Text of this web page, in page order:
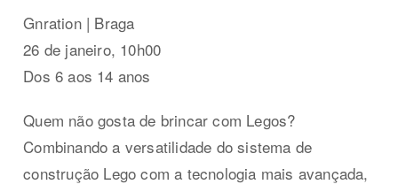
Gnration | Braga
26 de janeiro, 10h00
Dos 6 aos 14 anos
Quem não gosta de brincar com Legos?
Combinando a versatilidade do sistema de
construção Lego com a tecnologia mais avançada,